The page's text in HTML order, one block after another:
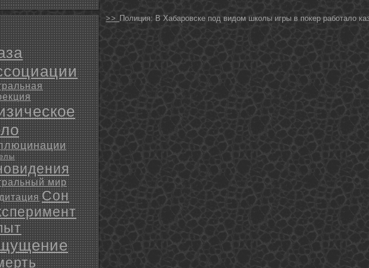
мир
Сон
>> Полиция: В Хабаровске под видом школы игры в покер работало